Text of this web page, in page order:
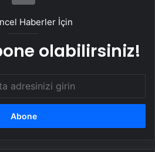
Haberler İçin
olabilirsiniz!